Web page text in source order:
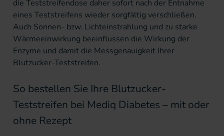
die Teststreifendose daher sofort nach der Entnahme
eines Teststreifens wieder sorgfältig verschließen.
Auch Sonnen- bzw. Lichteinstrahlung und zu starke
Wärmeeinwirkung beeinflussen die Wirkung der
Enzyme und damit die Messgenauigkeit Ihrer
Blutzucker-Teststreifen.
So bestellen Sie Ihre Blutzucker-
Teststreifen bei Mediq Diabetes – mit oder
ohne Rezept